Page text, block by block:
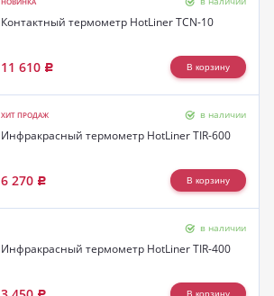
Контактный термометр HotLiner TCN-10
11 610 Р
ХИТ ПРОДАЖ в наличии
Инфракрасный термометр HotLiner TIR-600
6 270 Р
в наличии
Инфракрасный термометр HotLiner TIR-400
Р